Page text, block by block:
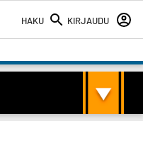
HAKU KIRJAUDU